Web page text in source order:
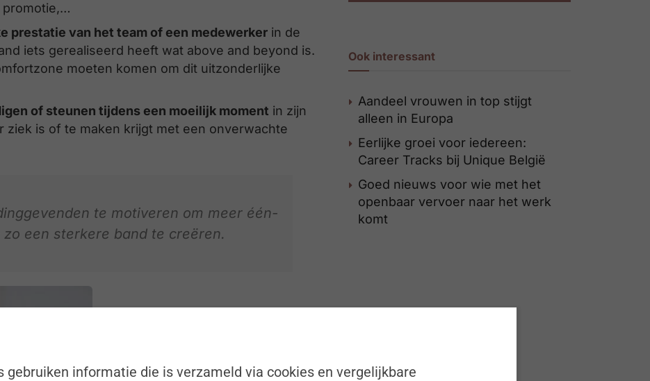
promotie,…
prestatie van het team of een medewerkerin de
iets gerealiseerd heeft wat above and beyond is.
moeten komen om dit uitzonderlijke
of steunen tijdens een moeilijk moment in zijn
ziek is of te maken krijgt met een onverwachte
te motiveren om meer één-
een sterkere band te creëren.
Ook interessant
Aandeel vrouwen in top stijgt
alleen in Europa
Eerlijke groei voor iedereen:
Career Tracks bij Unique België
Goed nieuws voor wie met het
openbaar vervoer naar het werk
komt
gebruiken informatie die is verzameld via cookies en vergelijkbare